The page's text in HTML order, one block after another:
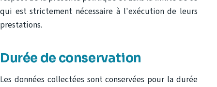
qui est strictement nécessaire à l'exécution de leurs
prestations.
Durée de conservation
Les données collectées sont conservées pour la durée